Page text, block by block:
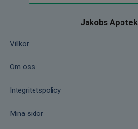
Jakobs Apotek
Villkor
Om oss
Integritetspolicy
Mina sidor